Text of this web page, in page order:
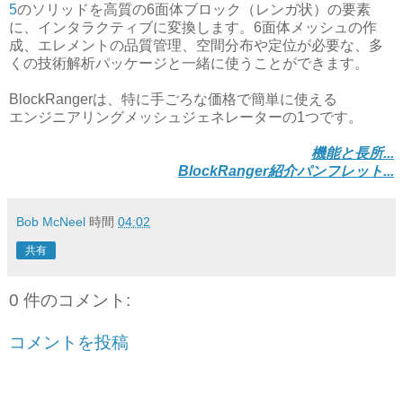
5のソリッドを高質の6面体ブロック（レンガ状）の要素
に、インタラクティブに変換します。6面体メッシュの作
成、エレメントの品質管理、空間分布や定位が必要な、多
くの技術解析パッケージと一緒に使うことができます。
BlockRangerは、特に手ごろな価格で簡単に使える
エンジニアリングメッシュジェネレーターの1つです。
機能と長所...
BlockRanger紹介パンフレット...
Bob McNeel 時間 04:02
共有
0 件のコメント:
コメントを投稿